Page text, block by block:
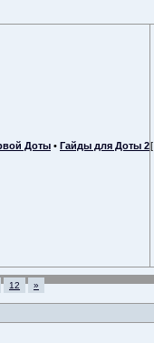
Доты • Гайды для Доты 2
12 »